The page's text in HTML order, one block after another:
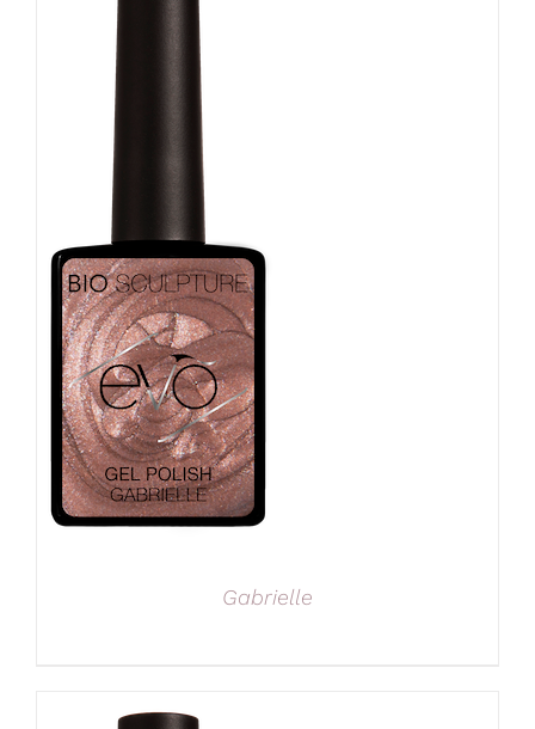
Gabrielle